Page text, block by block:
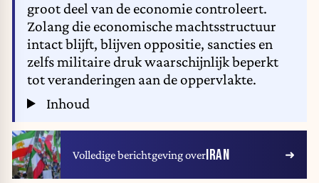
groot deel van de economie controleert.
Zolang die economische machtsstructuur
intact blijft, blijven oppositie, sancties en
zelfs militaire druk waarschijnlijk beperkt
tot veranderingen aan de oppervlakte.
Inhoud
Volledige berichtgeving overIRAN